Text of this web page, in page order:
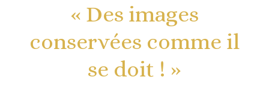
« Des images
conservées comme il
se doit ! »